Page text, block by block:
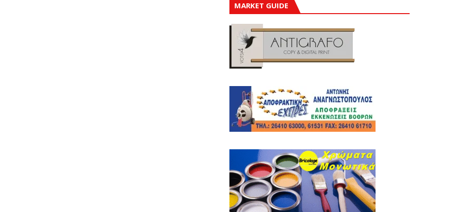
MARKET GUIDE